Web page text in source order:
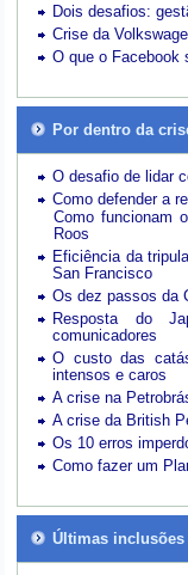
Dois desafios:
Crise da
O que o Facebook
Por dentro da
O desafio de lidar
Como defender a
Como funcionam
Roos
Eficiência da
San Francisco
Os dez passos da
Resposta do
comunicadores
O custo das
intensos e caros
A crise na
A crise da British
Os 10 erros
Como fazer um
Últimas inclusões